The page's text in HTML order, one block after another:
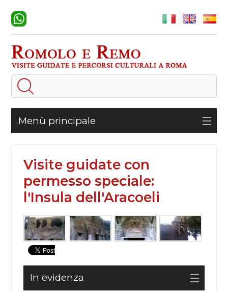
Menù principale
Visite guidate con
permesso speciale:
l'Insula dell'Aracoeli
In evidenza